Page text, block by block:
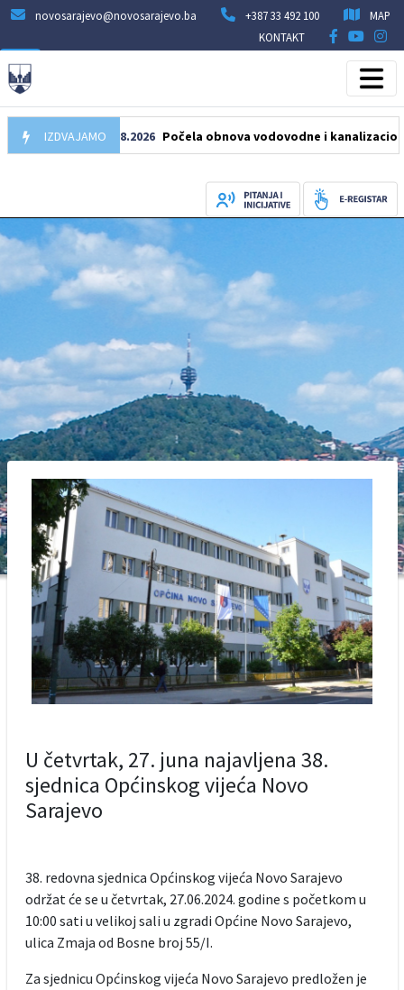
novosarajevo@novosarajevo.ba +387 33 492 100
MAP
KONTAKT
IZDVAJAMO
05.08.2026 Počela obnova vodovodne i kanalizacione
U četvrtak, 27. juna najavljena 38.
sjednica Općinskog vijeća Novo
Sarajevo
38. redovna sjednica Općinskog vijeća Novo Sarajevo
održat će se u četvrtak, 27.06.2024. godine s početkom u
10:00 sati u velikoj sali u zgradi Općine Novo Sarajevo,
ulica Zmaja od Bosne broj 55/I.
Za sjednicu Općinskog vijeća Novo Sarajevo predložen je